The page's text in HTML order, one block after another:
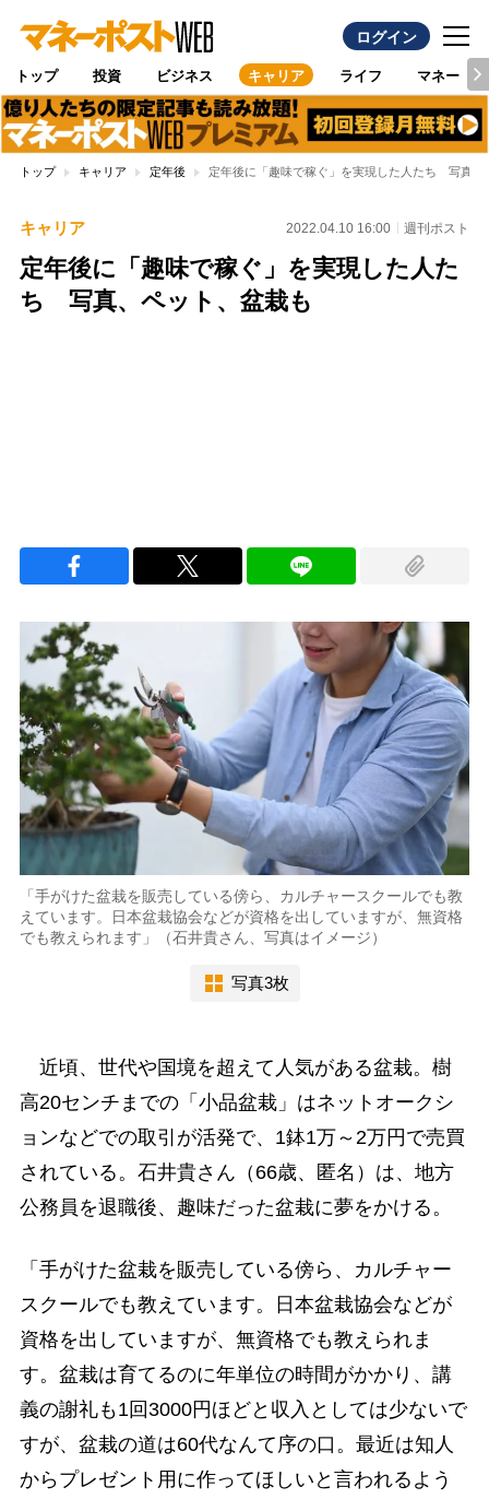
ログイン
トップ 投資 ビジネス キャリア ライフ マネー
トップ キャリア 定年後 定年後に「趣味で稼ぐ」を実現した人たち 写真、
キャリア 2022.04.10 16:00 週刊ポスト
定年後に「趣味で稼ぐ」を実現した人た
ち 写真、ペット、盆栽も
「手がけた盆栽を販売している傍ら、カルチャースクールでも教
えています。日本盆栽協会などが資格を出していますが、無資格
でも教えられます」（石井貴さん、写真はイメージ）
写真3枚
近頃、世代や国境を超えて人気がある盆栽。樹
高20センチまでの「小品盆栽」はネットオークシ
ョンなどでの取引が活発で、1鉢1万～2万円で売買
されている。石井貴さん（66歳、匿名）は、地方
公務員を退職後、趣味だった盆栽に夢をかける。
「手がけた盆栽を販売している傍ら、カルチャー
スクールでも教えています。日本盆栽協会などが
資格を出していますが、無資格でも教えられま
す。盆栽は育てるのに年単位の時間がかかり、講
義の謝礼も1回3000円ほどと収入としては少ないで
すが、盆栽の道は60代なんて序の口。最近は知人
からプレゼント用に作ってほしいと言われるよう